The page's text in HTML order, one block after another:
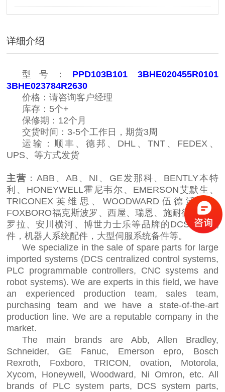
详细介绍
型号： PPD103B101 3BHE020455R0101
3BHE023784R2630
价格：请咨询客户经理
库存：5个+
保修期：12个月
交货时间：3-5个工作日，期货3周
运输：顺丰、德邦、DHL、TNT、FEDEX、
UPS、等方式发货
主营 ：ABB、AB、NI、GE发那科、BENTLY本特
利、HONEYWELL霍尼韦尔、EMERSON艾默生、
TRICONEX英维思、WOODWARD伍德沃德、
FOXBORO福克斯波罗、西屋、瑞恩、施耐德、摩托
罗拉、安川横河、博世力士乐等品牌的DCS系统配
件，机器人系统配件，大型伺服系统备件等。
We specialize in the sale of spare parts for large
imported systems (DCS centralized control systems,
PLC programmable controllers, CNC systems and
robot systems). We are experts in this field, we have
an experienced production team, sales team,
purchasing team and we have a state-of-the-art
production line. We are a reputable company in the
market.
The main brands are Abb, Allen Bradley,
Schneider, GE Fanuc, Emerson epro, Bosch
Rexroth, Foxboro, TRICON, ovation, Motorola,
Xycom, Honeywell, Woodward, Ni Omron, etc. All
brands of PLC system parts, DCS system parts,